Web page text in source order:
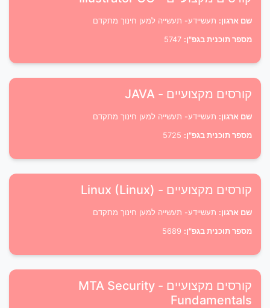
שם ארגון: תעשיידע- תעשייה למען חינוך מתקדם
מספר תוכנית בגפ"ן:
קורסים מקצועיים - JAVA
שם ארגון: תעשיידע- תעשייה למען חינוך מתקדם
מספר תוכנית בגפ"ן:
קורסים מקצועיים - Linux (Linux)
שם ארגון: תעשיידע- תעשייה למען חינוך מתקדם
מספר תוכנית בגפ"ן:
קורסים מקצועיים - MTA Security
Fundamentals